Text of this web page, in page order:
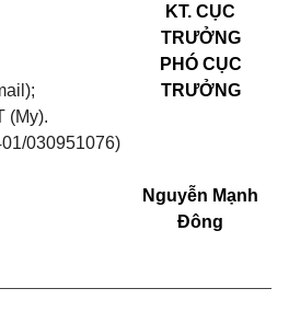
(My).
030951076)
KT. CỤC
TRƯỞNG
PHÓ CỤC
TRƯỞNG
Nguyễn Mạnh
Đông